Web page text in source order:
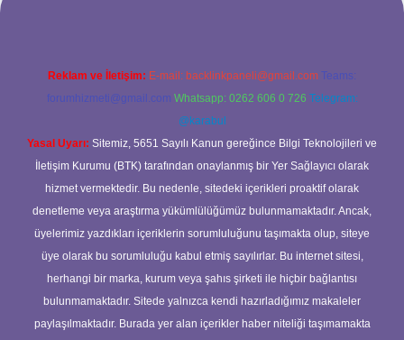
Reklam ve İletişim: E-mail: backlinkpaneli@gmail.com Teams:
forumhizmeti@gmail.com Whatsapp: 0262 606 0 726 Telegram:
@karabul
Yasal Uyarı: Sitemiz, 5651 Sayılı Kanun gereğince Bilgi Teknolojileri ve
İletişim Kurumu (BTK) tarafından onaylanmış bir Yer Sağlayıcı olarak
hizmet vermektedir. Bu nedenle, sitedeki içerikleri proaktif olarak
denetleme veya araştırma yükümlülüğümüz bulunmamaktadır. Ancak,
üyelerimiz yazdıkları içeriklerin sorumluluğunu taşımakta olup, siteye
üye olarak bu sorumluluğu kabul etmiş sayılırlar. Bu internet sitesi,
herhangi bir marka, kurum veya şahıs şirketi ile hiçbir bağlantısı
bulunmamaktadır. Sitede yalnızca kendi hazırladığımız makaleler
paylaşılmaktadır. Burada yer alan içerikler haber niteliği taşımamakta